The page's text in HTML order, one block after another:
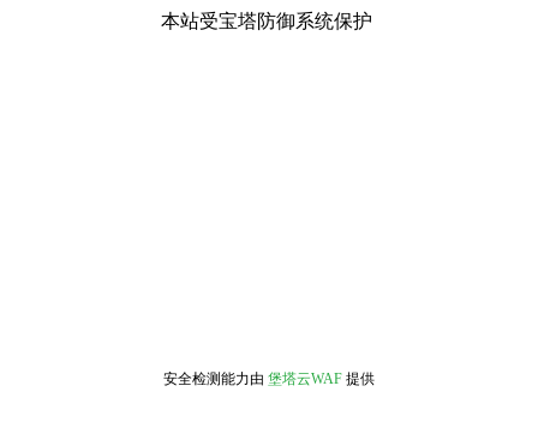
本站受宝塔防御系统保护
安全检测能力由 堡塔云WAF 提供